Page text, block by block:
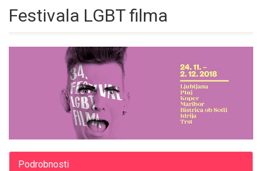
Festivala LGBT filma
Podrobnosti